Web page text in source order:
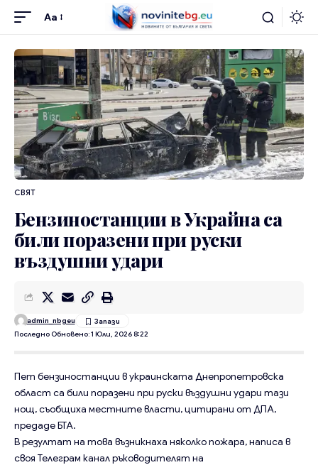
Aa
СВЯТ
Бензиностанции в Украйна са
били поразени при руски
въздушни удари
Последно Обновено: 1 Юли, 2026 8:22
admin_nbgeu
Пет бензиностанции в украинската Днепропетровска
област са били поразени при руски въздушни удари тази
нощ, съобщиха местните власти, цитирани от ДПА,
предаде БТА.
В резултат на това възникнаха няколко пожара, написа в
своя Телеграм канал ръководителят на